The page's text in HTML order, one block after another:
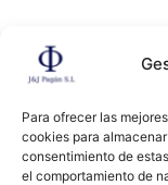
Para ofrecer las
cookies para
consentimiento de
el comportamiento de